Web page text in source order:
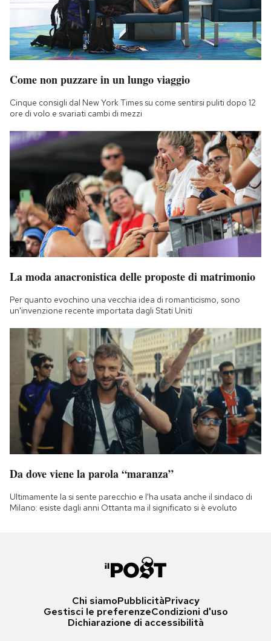
Come non puzzare in un lungo viaggio
Cinque consigli dal New York Times su come sentirsi puliti dopo 12
ore di volo e svariati cambi di mezzi
La moda anacronistica delle proposte di matrimonio
Per quanto evochino una vecchia idea di romanticismo, sono
un'invenzione recente importata dagli Stati Uniti
Da dove viene la parola “maranza”
Ultimamente la si sente parecchio e l'ha usata anche il sindaco di
Milano: esiste dagli anni Ottanta ma il significato si è evoluto
Chi siamoPubblicitàPrivacy
Gestisci le preferenzeCondizioni d'uso
Dichiarazione di accessibilità